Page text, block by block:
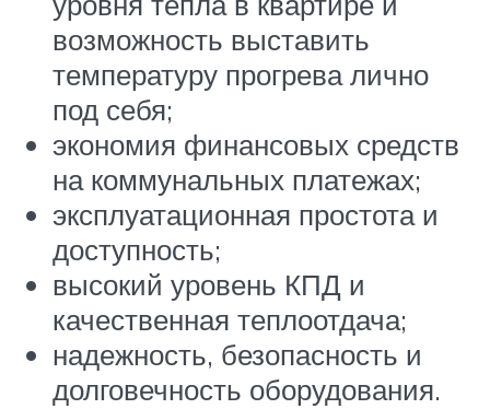
возможность выставить
температуру прогрева лично
под себя;
экономия финансовых средств
на коммунальных платежах;
эксплуатационная простота и
доступность;
высокий уровень КПД и
качественная теплоотдача;
надежность, безопасность и
долговечность оборудования.